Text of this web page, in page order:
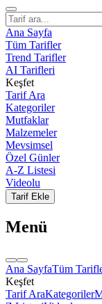
Ana Sayfa
Tüm Tarifler
Trend Tarifler
AI Tarifleri
Keşfet
Tarif Ara
Kategoriler
Mutfaklar
Malzemeler
Mevsimsel
Özel Günler
A-Z Listesi
Videolu
Tarif Ekle
Menü
Ana SayfaTüm
Keşfet
Tarif AraKategoriler